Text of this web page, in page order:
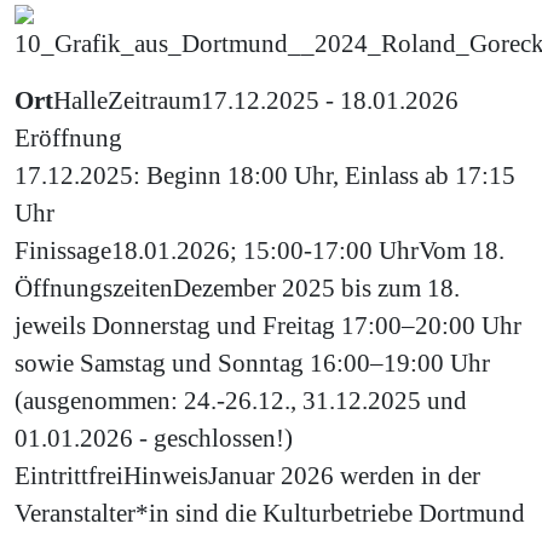
OrtHalleZeitraum17.12.2025 - 18.01.2026
Eröffnung
17.12.2025: Beginn 18:00 Uhr, Einlass ab 17:15
Uhr
Finissage18.01.2026; 15:00-17:00 Uhr
Öffnungszeiten
jeweils Donnerstag und Freitag 17:00–20:00 Uhr
sowie Samstag und Sonntag 16:00–19:00 Uhr
(ausgenommen: 24.-26.12., 31.12.2025 und
01.01.2026 - geschlossen!)
EintrittfreiHinweis
Veranstalter*in sind die Kulturbetriebe Dortmund
Vom 18.
Dezember 2025 bis zum 18.
Januar 2026 werden in der